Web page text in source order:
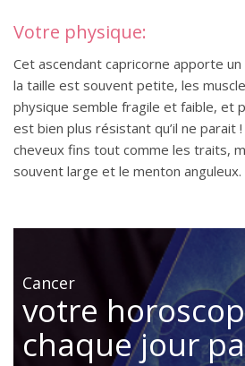
Votre physique:
Cet ascendant capricorne apporte
la taille est souvent petite, les
physique semble fragile et faible, et
est bien plus résistant qu’il ne parait
cheveux fins tout comme les traits,
souvent large et le menton anguleux.
Cancer
votre
chaque jour